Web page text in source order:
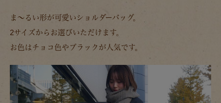
ま～るい形が可愛いショルダーバッグ。
2サイズからお選びいただけます。
お色はチョコ色やブラックが人気です。